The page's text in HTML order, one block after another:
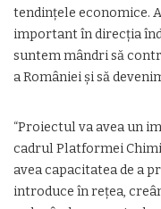
tendințele economice.
important în direcția
suntem mândri să
a României și să
“Proiectul va avea un
cadrul Platformei
avea capacitatea de a
introduce în rețea,